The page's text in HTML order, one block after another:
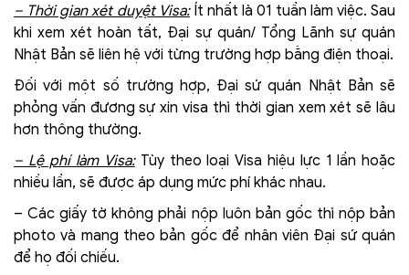
– Thời gian xét duyệt Visa:Ít nhất là 01 tuần làm việc. Sau
khi xem xét hoàn tất, Đại sự quán/ Tổng Lãnh sự quán
Nhật Bản sẽ liên hệ với từng trường hợp bằng điện thoại.
Đối với một số trường hợp, Đại sứ quán Nhật Bản sẽ
phỏng vấn đương sự xin visa thì thời gian xem xét sẽ lâu
hơn thông thường.
– Lệ phí làm Visa: Tùy theo loại Visa hiệu lực 1 lần hoặc
nhiều lần, sẽ được áp dụng mức phí khác nhau.
– Các giấy tờ không phải nộp luôn bản gốc thì nộp bản
photo và mang theo bản gốc để nhân viên Đại sứ quán
để họ đối chiếu.